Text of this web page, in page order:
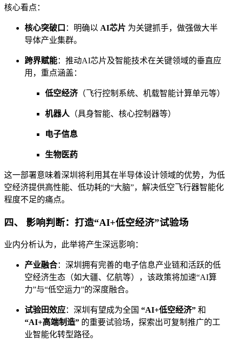
核心看点：
核心突破口 ：明确以 AI芯片 为关键抓手，做强做大半
导体产业集群。
跨界赋能：推动AI芯片及智能技术在关键领域的垂直应
用，重点涵盖：
低空经济（飞行控制系统、机载智能计算单元等）
机器人 （具身智能、核心控制器等）
电子信息
生物医药
这一部署意味着深圳将利用其在半导体设计领域的优势，为低
空经济提供高性能、低功耗的“大脑”，解决低空飞行器智能化
程度不足的痛点。
四、 影响判断：打造“AI+低空经济”试验场
业内分析认为，此举将产生深远影响：
产业融合：深圳拥有完善的电子信息产业链和活跃的低
空经济生态（如大疆、亿航等），该政策将加速“AI算
力”与“低空运力”的深度融合。
试验田效应：深圳有望成为全国 “AI+低空经济” 和
“AI+高端制造” 的重要试验场，探索出可复制推广的工
业智能化转型路径。